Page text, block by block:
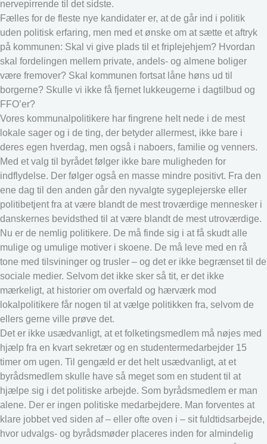
nervepirrende til det sidste.
Fælles for de fleste nye kandidater er, at de går ind i politik
uden politisk erfaring, men med et ønske om at sætte et aftryk
på kommunen: Skal vi give plads til et friplejehjem? Hvordan
skal fordelingen mellem private, andels- og almene boliger
være fremover? Skal kommunen fortsat låne høns ud til
borgerne? Skulle vi ikke få fjernet lukkeugerne i dagtilbud og
FFO’er?
Vores kommunalpolitikere har fingrene helt nede i de mest
lokale sager og i de ting, der betyder allermest, ikke bare i
deres egen hverdag, men også i naboers, familie og venners.
Med et valg til byrådet følger ikke bare muligheden for
indflydelse. Der følger også en masse mindre positivt. Fra den
ene dag til den anden går den nyvalgte sygeplejerske eller
politibetjent fra at være blandt de mest troværdige mennesker i
danskernes bevidsthed til at være blandt de mest utroværdige.
Nu er de nemlig politikere. De må finde sig i at få skudt alle
mulige og umulige motiver i skoene. De må leve med en rå
tone med tilsvininger og trusler – og det er ikke begrænset til de
sociale medier. Selvom det ikke sker så tit, er det ikke
mærkeligt, at historier om overfald og hærværk mod
lokalpolitikere får nogen til at vælge politikken fra, selvom de
ellers gerne ville prøve det.
Det er ikke usædvanligt, at et folketingsmedlem må nøjes med
hjælp fra en kvart sekretær og en studentermedarbejder 15
timer om ugen. Til gengæld er det helt usædvanligt, at et
byrådsmedlem skulle have så meget som en student til at
hjælpe sig i det politiske arbejde. Som byrådsmedlem er man
alene. Der er ingen politiske medarbejdere. Man forventes at
klare jobbet ved siden af – eller ofte oven i – sit fuldtidsarbejde,
hvor udvalgs- og byrådsmøder placeres inden for almindelig